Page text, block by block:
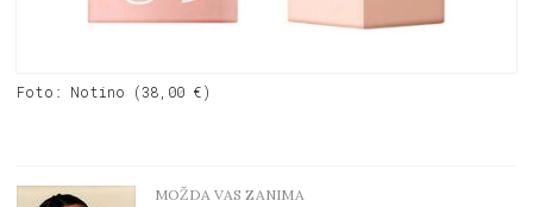
Foto: Notino (38,00 €)
MOŽDA VAS ZANIMA